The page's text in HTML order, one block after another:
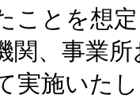
ことを想
関、事業
実施いた